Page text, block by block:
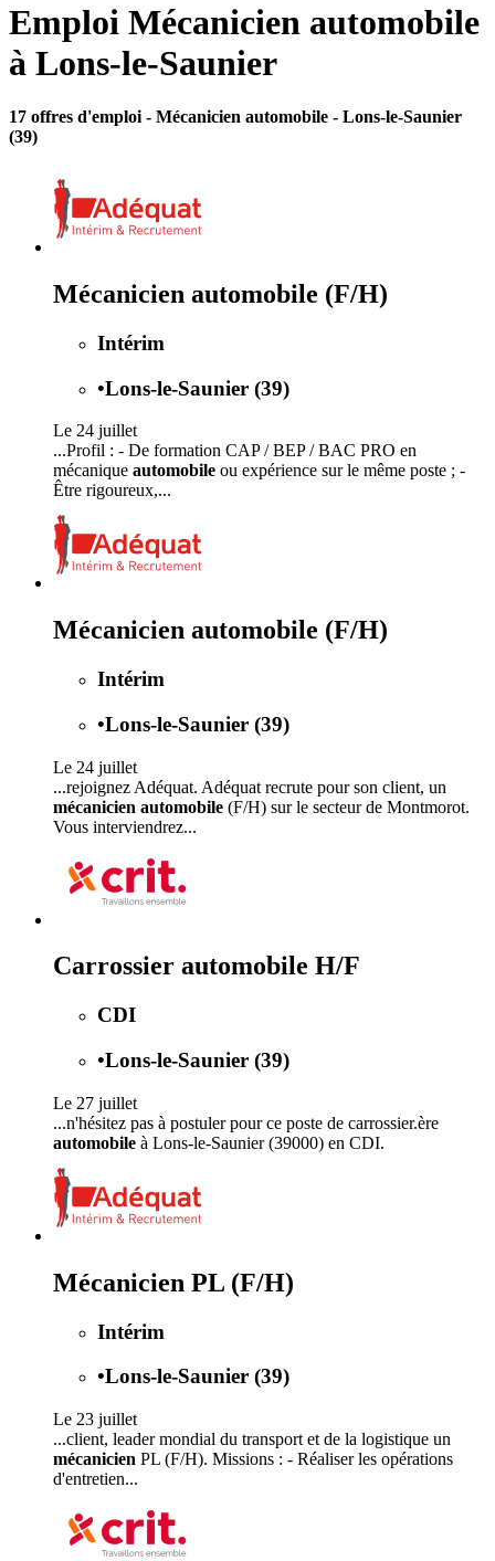
Emploi Mécanicien automobile
à Lons-le-Saunier
17 offres d'emploi - Mécanicien automobile - Lons-le-Saunier
(39)
Mécanicien automobile (F/H)
Intérim
•Lons-le-Saunier (39)
Le 24 juillet
...Profil : - De formation CAP / BEP / BAC PRO en
mécanique automobile ou expérience sur le même poste ; -
Être rigoureux,...
Mécanicien automobile (F/H)
Intérim
•Lons-le-Saunier (39)
Le 24 juillet
...rejoignez Adéquat. Adéquat recrute pour son client, un
mécanicien automobile (F/H) sur le secteur de Montmorot.
Vous interviendrez...
Carrossier automobile H/F
CDI
•Lons-le-Saunier (39)
Le 27 juillet
...n'hésitez pas à postuler pour ce poste de carrossier.ère
automobile à Lons-le-Saunier (39000) en CDI.
Mécanicien PL (F/H)
Intérim
•Lons-le-Saunier (39)
Le 23 juillet
...client, leader mondial du transport et de la logistique un
mécanicien PL (F/H). Missions : - Réaliser les opérations
d'entretien...